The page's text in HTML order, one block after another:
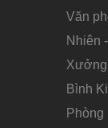
Văn
Nhiên
Xưởng
Bình
Phòng